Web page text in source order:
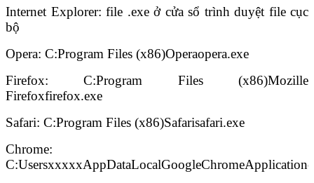
Internet Explorer: file .exe ở cửa sổ trình duyệt file cục
bộ
Opera: C:Program Files (x86)Operaopera.exe
Firefox: C:Program Files (x86)Mozille
Firefoxfirefox.exe
Safari: C:Program Files (x86)Safarisafari.exe
Chrome: